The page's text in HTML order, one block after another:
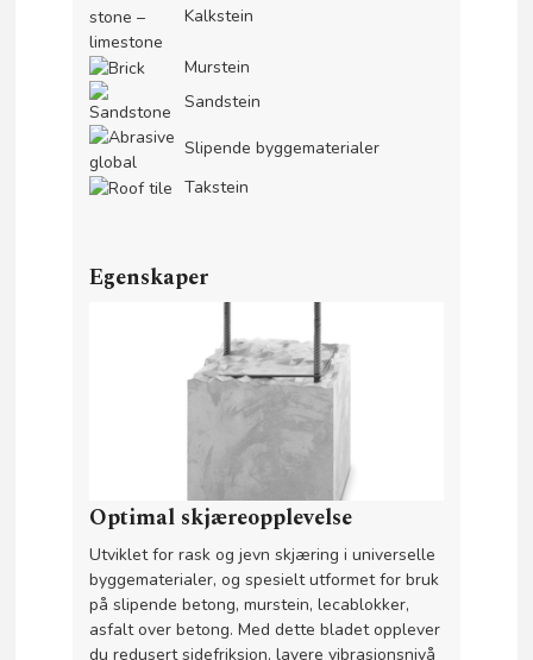
Kalkstein
Murstein
Sandstein
Slipende byggematerialer
Takstein
Egenskaper
Optimal skjæreopplevelse
Utviklet for rask og jevn skjæring i universelle
byggematerialer, og spesielt utformet for bruk
på slipende betong, murstein, lecablokker,
asfalt over betong. Med dette bladet opplever
du redusert sidefriksjon, lavere vibrasjonsnivå